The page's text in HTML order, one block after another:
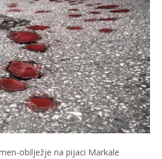
obilježje na pijaci Markale